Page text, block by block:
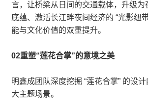
言，让桥梁从日间的交通载体，升级为
底蕴、激活长江畔夜间经济的 “光影纽
能与文化价值的双重提升。
02重塑“莲花合掌”的意境之美
明鑫成团队深度挖掘 “莲花合掌” 的设
大主题场景。